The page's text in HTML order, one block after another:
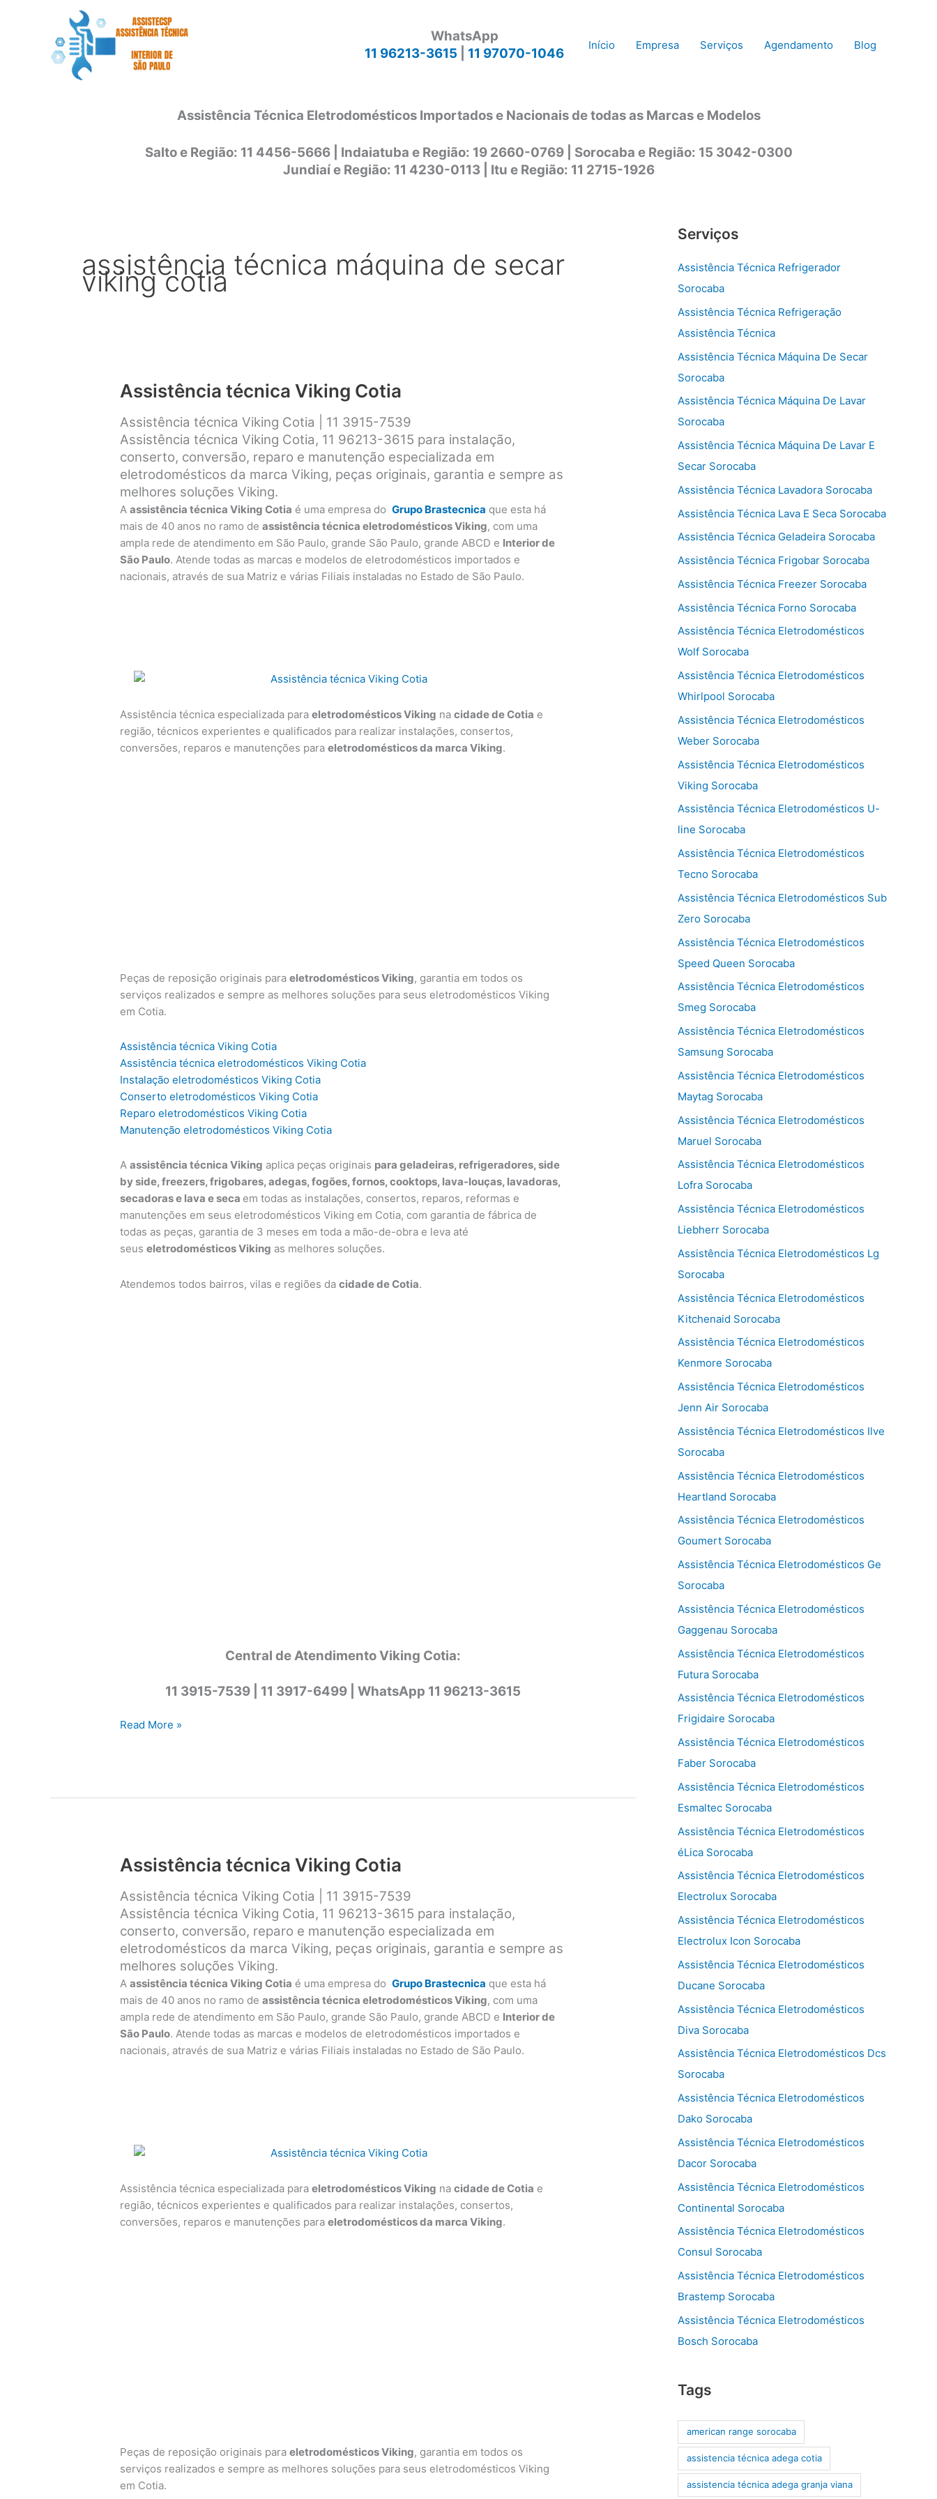
WhatsApp
11 96213-3615
11 97070-1046
Início Empresa Serviços Agendamento Blog
Assistência Técnica Eletrodomésticos Importados e Nacionais de todas as Marcas e Modelos
Salto e Região: 11 4456-5666 | Indaiatuba e Região: 19 2660-0769 | Sorocaba e Região: 15 3042-0300
Jundiaí e Região: 11 4230-0113 | Itu e Região: 11 2715-1926
assistência técnica máquina de secar
viking cotia
Assistência técnica Viking Cotia
Assistência técnica Viking Cotia | 11 3915-7539
Assistência técnica Viking Cotia, 11 96213-3615 para instalação,
conserto, conversão, reparo e manutenção especializada em
eletrodomésticos da marca Viking, peças originais, garantia e sempre as
melhores soluções Viking.
Aassistência técnica Viking Cotia é uma empresa doGrupo Brastecnica que esta há
mais de 40 anos no ramo deassistência técnica eletrodomésticos Viking, com uma
ampla rede de atendimento em São Paulo, grande São Paulo, grande ABCD e Interior de
São Paulo. Atende todas as marcas e modelos de eletrodomésticos importados e
nacionais, através de sua Matriz e várias Filiais instaladas no Estado de São Paulo.
Assistência técnica especializada paraeletrodomésticos Viking nacidade de Cotia e
região, técnicos experientes e qualificados para realizar instalações, consertos,
conversões, reparos e manutenções paraeletrodomésticos da marca Viking.
Peças de reposição originais paraeletrodomésticos Viking, garantia em todos os
serviços realizados e sempre as melhores soluções para seus eletrodomésticos Viking
em Cotia.
Assistência técnica Viking Cotia
Assistência técnica eletrodomésticos Viking Cotia
Instalação eletrodomésticos Viking Cotia
Conserto eletrodomésticos Viking Cotia
Reparo eletrodomésticos Viking Cotia
Manutenção eletrodomésticos Viking Cotia
Aassistência técnica Viking aplica peças originais para geladeiras, refrigeradores, side
by side, freezers, frigobares, adegas, fogões, fornos, cooktops, lava-louças, lavadoras,
secadoras e lava e seca em todas as instalações, consertos, reparos, reformas e
manutenções em seus eletrodomésticos Viking em Cotia, com garantia de fábrica de
todas as peças, garantia de 3 meses em toda a mão-de-obra e leva até
seuseletrodomésticos Viking as melhores soluções.
Atendemos todos bairros, vilas e regiões dacidade de Cotia.
Central de Atendimento Viking Cotia:
11 3915-7539 | 11 3917-6499 | WhatsApp 11 96213-3615
Assistência
Read More »
Assistência técnica Viking Cotia
Assistência técnica Viking Cotia | 11 3915-7539
Assistência técnica Viking Cotia, 11 96213-3615 para instalação,
conserto, conversão, reparo e manutenção especializada em
eletrodomésticos da marca Viking, peças originais, garantia e sempre as
melhores soluções Viking.
Aassistência técnica Viking Cotia é uma empresa doGrupo Brastecnica que esta há
mais de 40 anos no ramo deassistência técnica eletrodomésticos Viking, com uma
ampla rede de atendimento em São Paulo, grande São Paulo, grande ABCD e Interior de
São Paulo. Atende todas as marcas e modelos de eletrodomésticos importados e
nacionais, através de sua Matriz e várias Filiais instaladas no Estado de São Paulo.
Assistência técnica especializada paraeletrodomésticos Viking nacidade de Cotia e
região, técnicos experientes e qualificados para realizar instalações, consertos,
conversões, reparos e manutenções paraeletrodomésticos da marca Viking.
Peças de reposição originais paraeletrodomésticos Viking, garantia em todos os
serviços realizados e sempre as melhores soluções para seus eletrodomésticos Viking
em Cotia.
Serviços
Assistência Técnica Refrigerador
Sorocaba
Assistência Técnica Refrigeração
Assistência Técnica
Assistência Técnica Máquina De Secar
Sorocaba
Assistência Técnica Máquina De Lavar
Sorocaba
Assistência Técnica Máquina De Lavar E
Secar Sorocaba
Assistência Técnica Lavadora Sorocaba
Assistência Técnica Lava E Seca Sorocaba
Assistência Técnica Geladeira Sorocaba
Assistência Técnica Frigobar Sorocaba
Assistência Técnica Freezer Sorocaba
Assistência Técnica Forno Sorocaba
Assistência Técnica Eletrodomésticos
Wolf Sorocaba
Assistência Técnica Eletrodomésticos
Whirlpool Sorocaba
Assistência Técnica Eletrodomésticos
Weber Sorocaba
Assistência Técnica Eletrodomésticos
Viking Sorocaba
Assistência Técnica Eletrodomésticos U-
line Sorocaba
Assistência Técnica Eletrodomésticos
Tecno Sorocaba
Assistência Técnica Eletrodomésticos Sub
Zero Sorocaba
Assistência Técnica Eletrodomésticos
Speed Queen Sorocaba
Assistência Técnica Eletrodomésticos
Smeg Sorocaba
Assistência Técnica Eletrodomésticos
Samsung Sorocaba
Assistência Técnica Eletrodomésticos
Maytag Sorocaba
Assistência Técnica Eletrodomésticos
Maruel Sorocaba
Assistência Técnica Eletrodomésticos
Lofra Sorocaba
Assistência Técnica Eletrodomésticos
Liebherr Sorocaba
Assistência Técnica Eletrodomésticos Lg
Sorocaba
Assistência Técnica Eletrodomésticos
Kitchenaid Sorocaba
Assistência Técnica Eletrodomésticos
Kenmore Sorocaba
Assistência Técnica Eletrodomésticos
Jenn Air Sorocaba
Assistência Técnica Eletrodomésticos Ilve
Sorocaba
Assistência Técnica Eletrodomésticos
Heartland Sorocaba
Assistência Técnica Eletrodomésticos
Goumert Sorocaba
Assistência Técnica Eletrodomésticos Ge
Sorocaba
Assistência Técnica Eletrodomésticos
Gaggenau Sorocaba
Assistência Técnica Eletrodomésticos
Futura Sorocaba
Assistência Técnica Eletrodomésticos
Frigidaire Sorocaba
Assistência Técnica Eletrodomésticos
Faber Sorocaba
Assistência Técnica Eletrodomésticos
Esmaltec Sorocaba
Assistência Técnica Eletrodomésticos
éLica Sorocaba
Assistência Técnica Eletrodomésticos
Electrolux Sorocaba
Assistência Técnica Eletrodomésticos
Electrolux Icon Sorocaba
Assistência Técnica Eletrodomésticos
Ducane Sorocaba
Assistência Técnica Eletrodomésticos
Diva Sorocaba
Assistência Técnica Eletrodomésticos Dcs
Sorocaba
Assistência Técnica Eletrodomésticos
Dako Sorocaba
Assistência Técnica Eletrodomésticos
Dacor Sorocaba
Assistência Técnica Eletrodomésticos
Continental Sorocaba
Assistência Técnica Eletrodomésticos
Consul Sorocaba
Assistência Técnica Eletrodomésticos
Brastemp Sorocaba
Assistência Técnica Eletrodomésticos
Bosch Sorocaba
Tags
american range sorocaba
assistencia técnica adega cotia
assistencia técnica adega granja viana